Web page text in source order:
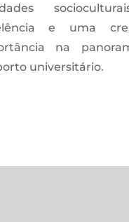
e uma
na
universitário.